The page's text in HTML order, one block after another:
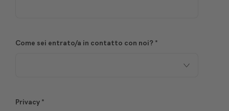
Come sei entrato/a in contatto con noi? *
Privacy *